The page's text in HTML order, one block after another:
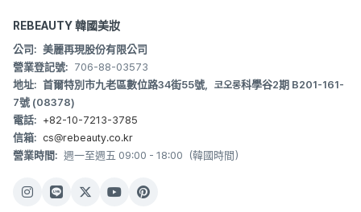
REBEAUTY 韓國美妝
公司: 美麗再現股份有限公司
營業登記號: 706-88-03573
地址: 首爾特別市九老區數位路34街55號，코오롱科學谷2期 B201-161-
7號 (08378)
電話: +82-10-7213-3785
信箱: cs@rebeauty.co.kr
營業時間: 週一至週五 09:00 - 18:00（韓國時間）